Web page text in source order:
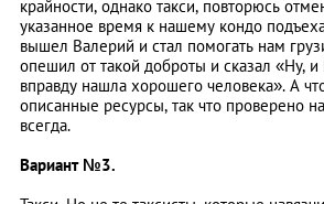
крайности, однако такси, повторюсь
указанное время к нашему кондо
вышел Валерий и стал помогать нам
опешил от такой доброты и сказал «Ну,
вправду нашла хорошего человека». А
описанные ресурсы, так что проверено
всегда.
Вариант №3.